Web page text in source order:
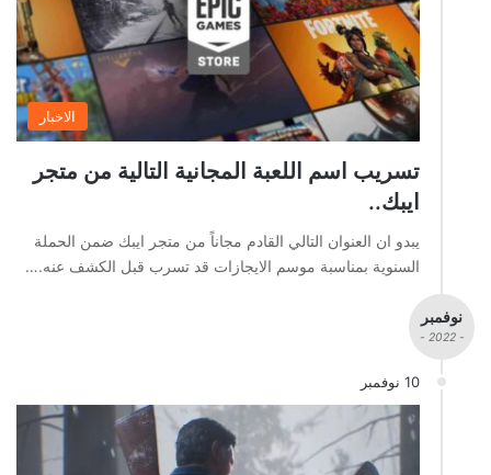
الاخبار
تسريب اسم اللعبة المجانية التالية من متجر
ايبك..
يبدو ان العنوان التالي القادم مجاناً من متجر ايبك ضمن الحملة
السنوية بمناسبة موسم الايجازات قد تسرب قبل الكشف عنه.…
نوفمبر
- 2022 -
10 نوفمبر